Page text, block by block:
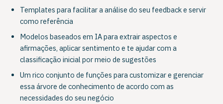
Templates para facilitar a análise do seu feedback e servir
como referência
Modelos baseados em IA para extrair aspectos e
afirmações, aplicar sentimento e te ajudar com a
classificação inicial por meio de sugestões
Um rico conjunto de funções para customizar e gerenciar
essa árvore de conhecimento de acordo com as
necessidades do seu negócio